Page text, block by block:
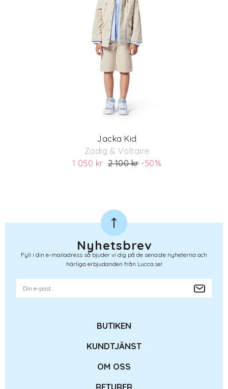
Jacka Kid
Zadig & Voltaire
1 050 kr2 100 kr-50%
Nyhetsbrev
Fyll i din e-mailadress så bjuder vi dig på de senaste nyheterna och
härliga erbjudanden från Lucca.se!
BUTIKEN
KUNDTJÄNST
OM OSS
RETURER